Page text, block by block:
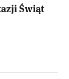
Świąt